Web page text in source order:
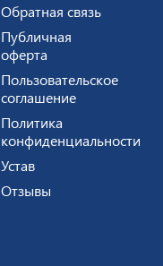
Обратная связь
Публичная
оферта
Пользовательское
соглашение
Политика
конфиденциальности
Устав
Отзывы